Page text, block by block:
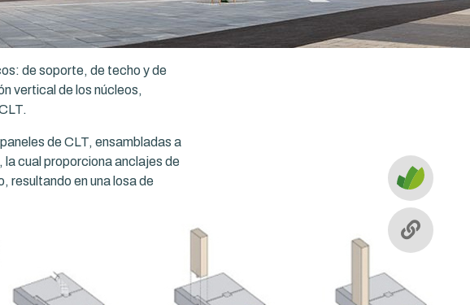
de soporte, de techo y de
vertical de los núcleos,
de CLT, ensambladas a
la cual proporciona anclajes de
resultando en una losa de